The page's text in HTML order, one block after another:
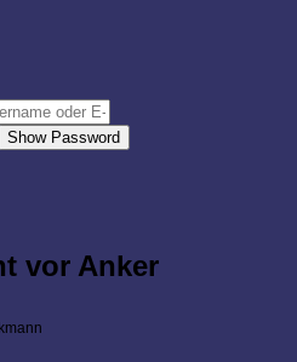
Show Password
vor Anker